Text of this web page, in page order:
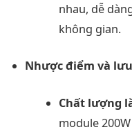
nhau, dễ
không gian.
Nhược điểm và
Chất lượng
module